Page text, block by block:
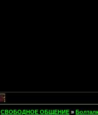
СВОБОДНОЕ ОБЩЕНИЕ »